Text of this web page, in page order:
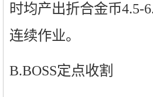
时均产出折合金币4.5-
连续作业。
B.BOSS定点收割